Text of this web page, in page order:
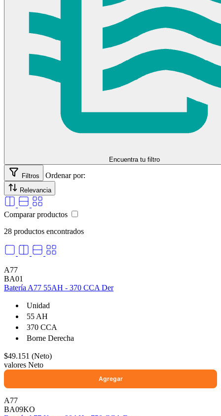
selladores
70 AH,450 CCA,Borne Izquierda
70 AH,600 CCA,Borne Derecha
70 AH,600 CCA,Borne Izquierda
780 CCA
90 AH,640 CCA,Borne Derecha
90 AH,640 CCA,Borne Izquierda
90 AH,750 CCA,Borne Derecha
90 AH,750 CCA,Borne Izquierda
Borne Izquierda
Encuentra tu filtro
Filtros Ordenar por:
Relevancia
Comparar productos
28 productos encontrados
A77
BA01
Batería A77 55AH - 370 CCA Der
Unidad
55 AH
370 CCA
Borne Derecha
$49.151 (Neto)
valores Neto
A77
BA09KO